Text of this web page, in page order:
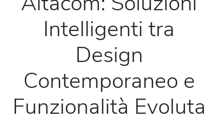
Intelligenti tra
Design
Contemporaneo e
Funzionalità Evoluta